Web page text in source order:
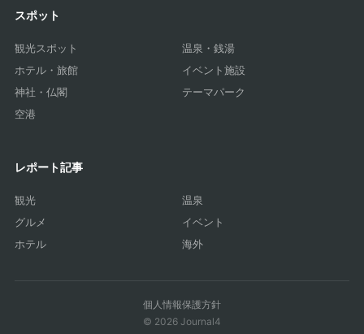
スポット
観光スポット
温泉・銭湯
ホテル・旅館
イベント施設
神社・仏閣
テーマパーク
空港
レポート記事
観光
温泉
グルメ
イベント
ホテル
海外
個人情報保護方針
© 2026 Journal4